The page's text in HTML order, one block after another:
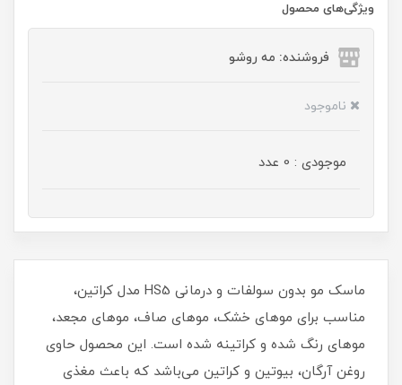
ویژگی‌های محصول
فروشنده: مه رو‌شو
ناموجود
موجودی : 0 عدد
ماسک مو بدون سولفات و درمانی HS5 مدل کراتین،
مناسب برای موهای خشک، موهای صاف، موهای مجعد،
موهای رنگ شده و کراتینه شده است. این محصول حاوی
روغن آرگان، بیوتین و کراتین می‌باشد که باعث مغذی